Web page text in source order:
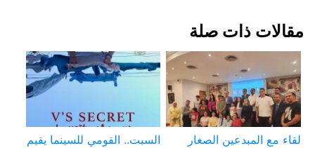
مقالات ذات صلة
لقاء مع المبدعين الصغار
السبت.. القومي للسينما يقيم